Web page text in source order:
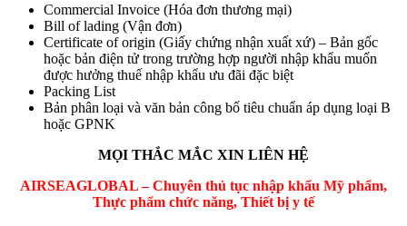
Commercial Invoice (Hóa đơn thương mại)
Bill of lading (Vận đơn)
Certificate of origin (Giấy chứng nhận xuất xứ) – Bản gốc
hoặc bản điện tử trong trường hợp người nhập khẩu muốn
được hưởng thuế nhập khẩu ưu đãi đặc biệt
Packing List
Bản phân loại và văn bản công bố tiêu chuẩn áp dụng loại B
hoặc GPNK
MỌI THẮC MẮC XIN LIÊN HỆ
AIRSEAGLOBAL – Chuyên thủ tục nhập khẩu Mỹ phẩm,
Thực phẩm chức năng, Thiết bị y tế